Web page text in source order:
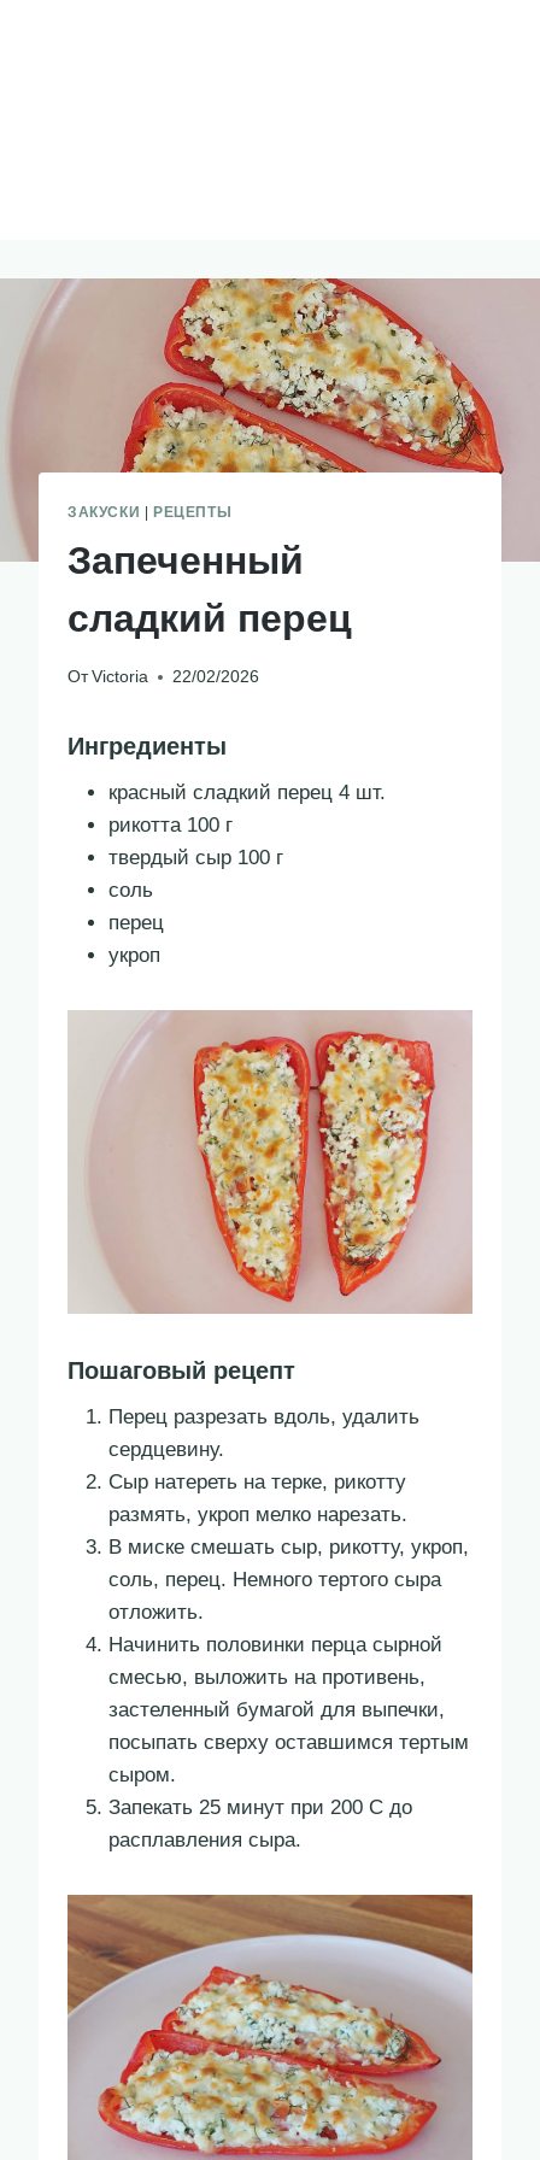
ЗАКУСКИ РЕЦЕПТЫ
Запеченный
сладкий перец
От Victoria 22/02/2026
Ингредиенты
красный сладкий перец 4 шт.
рикотта 100 г
твердый сыр 100 г
соль
перец
укроп
Пошаговый рецепт
Перец разрезать вдоль, удалить
сердцевину.
Сыр натереть на терке, рикотту
размять, укроп мелко нарезать.
В миске смешать сыр, рикотту, укроп,
соль, перец. Немного тертого сыра
отложить.
Начинить половинки перца сырной
смесью, выложить на противень,
застеленный бумагой для выпечки,
посыпать сверху оставшимся тертым
сыром.
Запекать 25 минут при 200 С до
расплавления сыра.